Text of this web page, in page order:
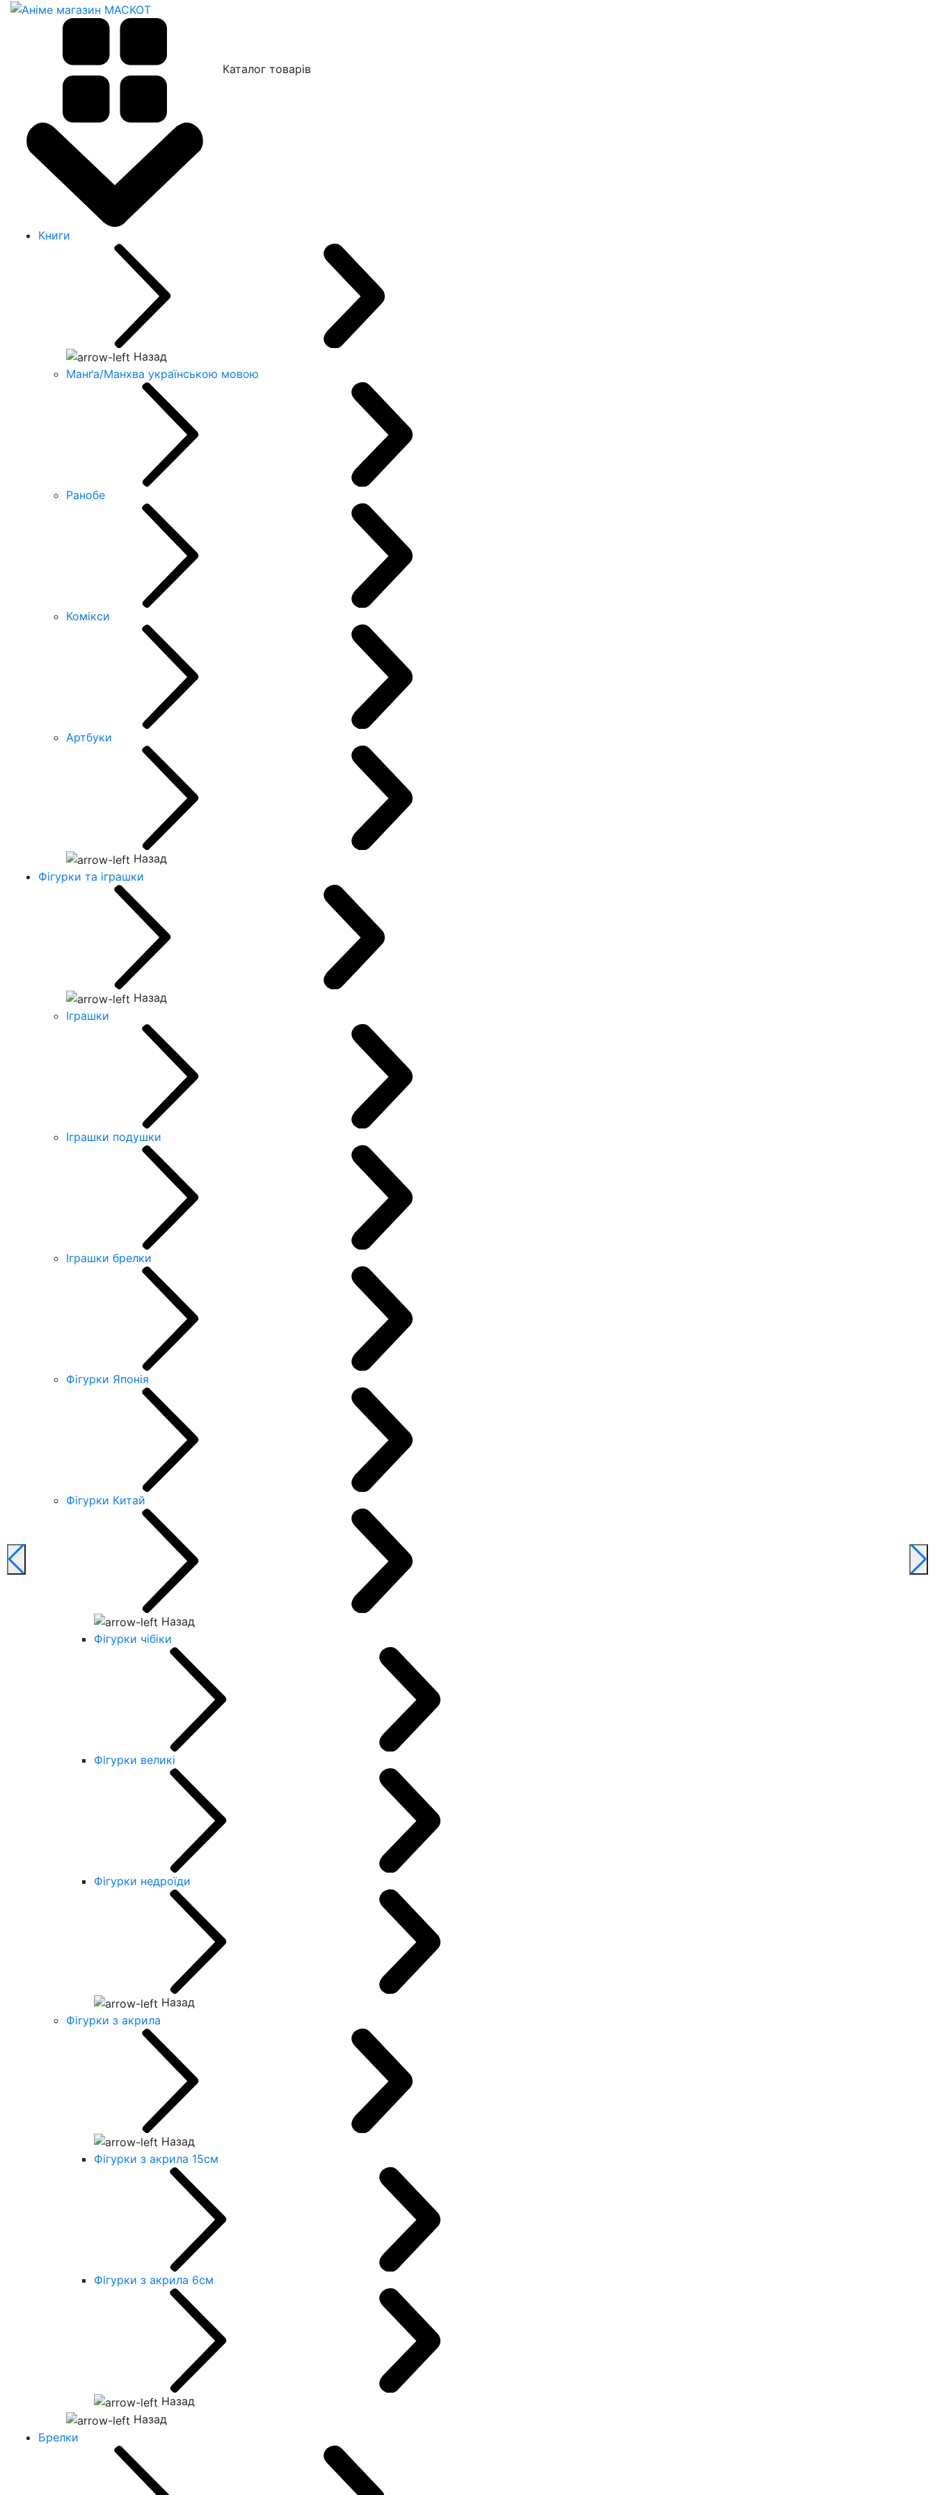
Каталог товарів
Книги
Назад
Манґа/Манхва українською мовою
Ранобе
Комікси
Артбуки
Назад
Фігурки та іграшки
Назад
Іграшки
Іграшки подушки
Іграшки брелки
Фігурки Японія
Фігурки Китай
Назад
Фігурки чібіки
Фігурки великі
Фігурки недроїди
Назад
Фігурки з акрила
Назад
Фігурки з акрила 15см
Фігурки з акрила 6см
Назад
Назад
Брелки